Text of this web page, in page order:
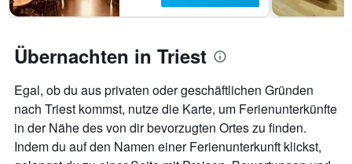
Übernachten in Triest
Egal, ob du aus privaten oder geschäftlichen Gründen
nach Triest kommst, nutze die Karte, um Ferienunterkünfte
in der Nähe des von dir bevorzugten Ortes zu finden.
Indem du auf den Namen einer Ferienunterkunft klickst,